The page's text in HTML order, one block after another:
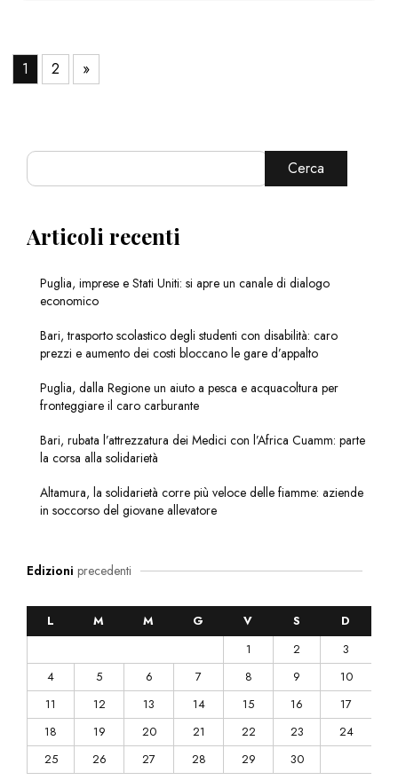
1 2 »
Cerca
Articoli recenti
Puglia, imprese e Stati Uniti: si apre un canale di dialogo
economico
Bari, trasporto scolastico degli studenti con disabilità: caro
prezzi e aumento dei costi bloccano le gare d’appalto
Puglia, dalla Regione un aiuto a pesca e acquacoltura per
fronteggiare il caro carburante
Bari, rubata l’attrezzatura dei Medici con l’Africa Cuamm: parte
la corsa alla solidarietà
Altamura, la solidarietà corre più veloce delle fiamme: aziende
in soccorso del giovane allevatore
Edizioni precedenti
L M M G V S
D
1
2
3
4
5 6 7 8 9
10
11
12 13 14 15 16
17
18
19 20 21 22 23
24
25
26 27 28 29 30